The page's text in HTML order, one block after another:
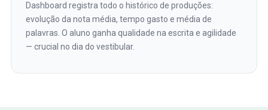
Dashboard registra todo o histórico de produções:
evolução da nota média, tempo gasto e média de
palavras. O aluno ganha qualidade na escrita e agilidade
— crucial no dia do vestibular.